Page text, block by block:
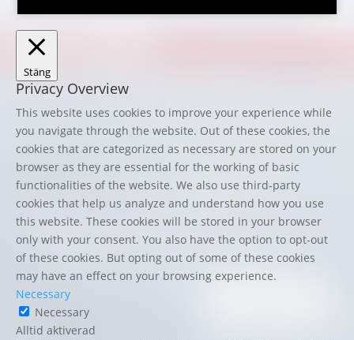
Stäng
Privacy Overview
This website uses cookies to improve your experience while
you navigate through the website. Out of these cookies, the
cookies that are categorized as necessary are stored on your
browser as they are essential for the working of basic
functionalities of the website. We also use third-party
cookies that help us analyze and understand how you use
this website. These cookies will be stored in your browser
only with your consent. You also have the option to opt-out
of these cookies. But opting out of some of these cookies
may have an effect on your browsing experience.
Necessary
Necessary
Alltid aktiverad